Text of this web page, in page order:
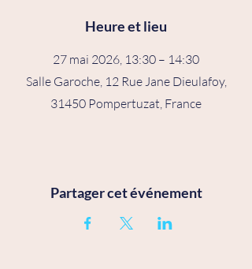
Heure et lieu
27 mai 2026, 13:30 – 14:30
Salle Garoche, 12 Rue Jane Dieulafoy,
31450 Pompertuzat, France
Partager cet événement